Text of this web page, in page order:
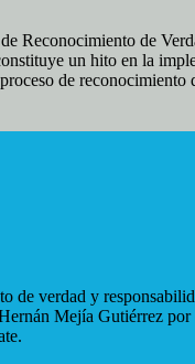
Reconocimiento de
un hito en la
de
de verdad y
Mejía Gutiérrez